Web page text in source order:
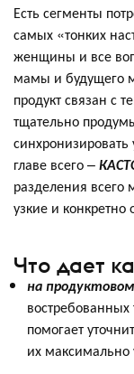
Есть сегменты
самых «тонких
женщины и все
мамы и будущего
продукт связан с
тщательно
синхронизировать
главе всего –
разделения всего
узкие и
Что дает
на
помогает
их максимально